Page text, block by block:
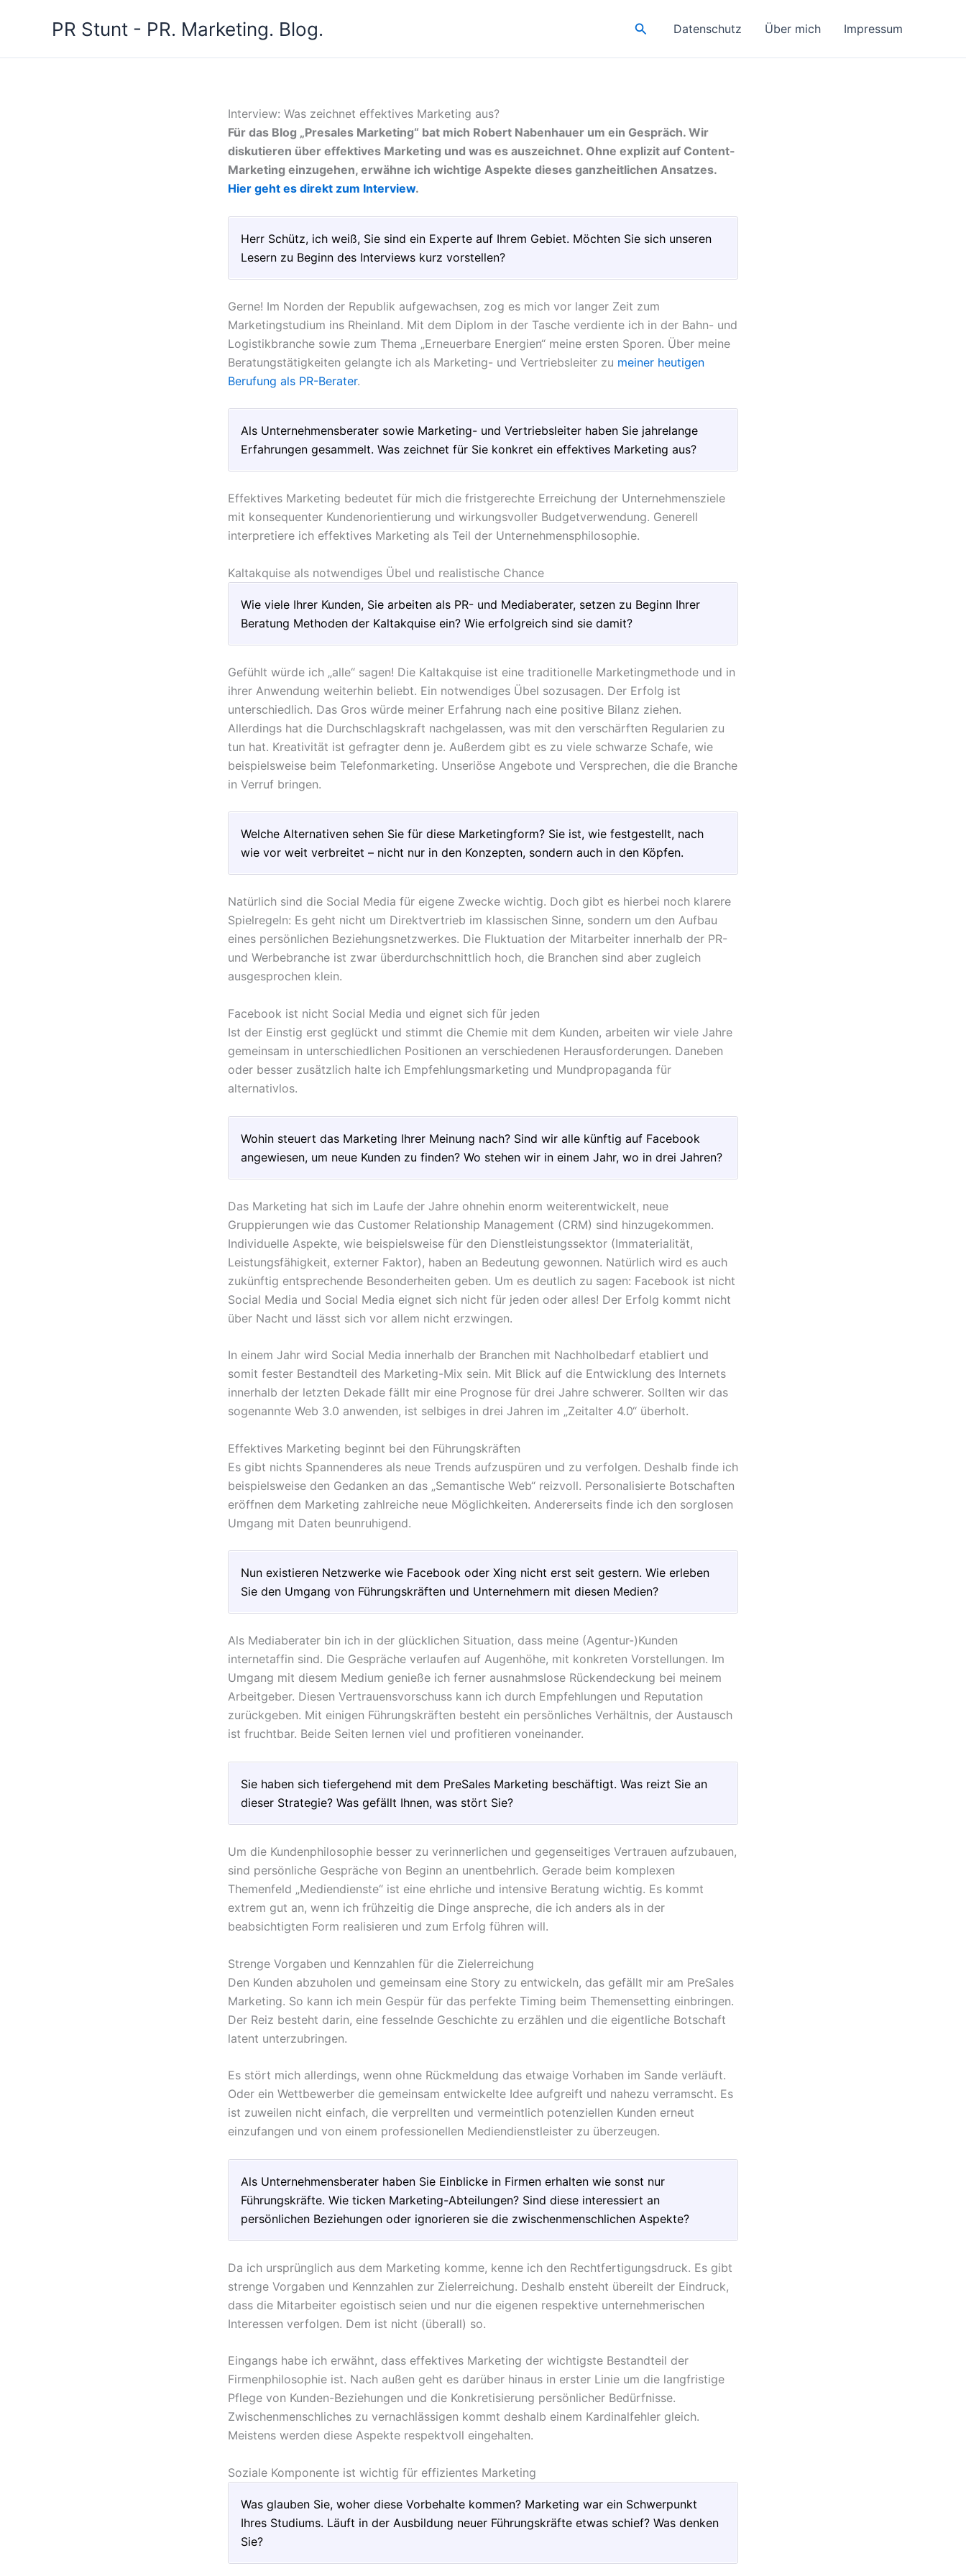
PR Stunt - PR. Marketing. Blog. SuchenDatenschutz Über mich Impressum
Interview: Was zeichnet effektives Marketing aus?
Für das Blog „Presales Marketing“ bat mich Robert Nabenhauer um ein Gespräch. Wir
diskutieren über effektives Marketing und was es auszeichnet. Ohne explizit auf Content-
Marketing einzugehen, erwähne ich wichtige Aspekte dieses ganzheitlichen Ansatzes.
Hier geht es direkt zum Interview.
Herr Schütz, ich weiß, Sie sind ein Experte auf Ihrem Gebiet. Möchten Sie sich unseren
Lesern zu Beginn des Interviews kurz vorstellen?
Gerne! Im Norden der Republik aufgewachsen, zog es mich vor langer Zeit zum
Marketingstudium ins Rheinland. Mit dem Diplom in der Tasche verdiente ich in der Bahn- und
Logistikbranche sowie zum Thema „Erneuerbare Energien“ meine ersten Sporen. Über meine
Beratungstätigkeiten gelangte ich als Marketing- und Vertriebsleiter zu meiner heutigen
Berufung als PR-Berater.
Als Unternehmensberater sowie Marketing- und Vertriebsleiter haben Sie jahrelange
Erfahrungen gesammelt. Was zeichnet für Sie konkret ein effektives Marketing aus?
Effektives Marketing bedeutet für mich die fristgerechte Erreichung der Unternehmensziele
mit konsequenter Kundenorientierung und wirkungsvoller Budgetverwendung. Generell
interpretiere ich effektives Marketing als Teil der Unternehmensphilosophie.
Kaltakquise als notwendiges Übel und realistische Chance
Wie viele Ihrer Kunden, Sie arbeiten als PR- und Mediaberater, setzen zu Beginn Ihrer
Beratung Methoden der Kaltakquise ein? Wie erfolgreich sind sie damit?
Gefühlt würde ich „alle“ sagen! Die Kaltakquise ist eine traditionelle Marketingmethode und in
ihrer Anwendung weiterhin beliebt. Ein notwendiges Übel sozusagen. Der Erfolg ist
unterschiedlich. Das Gros würde meiner Erfahrung nach eine positive Bilanz ziehen.
Allerdings hat die Durchschlagskraft nachgelassen, was mit den verschärften Regularien zu
tun hat. Kreativität ist gefragter denn je. Außerdem gibt es zu viele schwarze Schafe, wie
beispielsweise beim Telefonmarketing. Unseriöse Angebote und Versprechen, die die Branche
in Verruf bringen.
Welche Alternativen sehen Sie für diese Marketingform? Sie ist, wie festgestellt, nach
wie vor weit verbreitet – nicht nur in den Konzepten, sondern auch in den Köpfen.
Natürlich sind die Social Media für eigene Zwecke wichtig. Doch gibt es hierbei noch klarere
Spielregeln: Es geht nicht um Direktvertrieb im klassischen Sinne, sondern um den Aufbau
eines persönlichen Beziehungsnetzwerkes. Die Fluktuation der Mitarbeiter innerhalb der PR-
und Werbebranche ist zwar überdurchschnittlich hoch, die Branchen sind aber zugleich
ausgesprochen klein.
Facebook ist nicht Social Media und eignet sich für jeden
Ist der Einstig erst geglückt und stimmt die Chemie mit dem Kunden, arbeiten wir viele Jahre
gemeinsam in unterschiedlichen Positionen an verschiedenen Herausforderungen. Daneben
oder besser zusätzlich halte ich Empfehlungsmarketing und Mundpropaganda für
alternativlos.
Wohin steuert das Marketing Ihrer Meinung nach? Sind wir alle künftig auf Facebook
angewiesen, um neue Kunden zu finden? Wo stehen wir in einem Jahr, wo in drei Jahren?
Das Marketing hat sich im Laufe der Jahre ohnehin enorm weiterentwickelt, neue
Gruppierungen wie das Customer Relationship Management (CRM) sind hinzugekommen.
Individuelle Aspekte, wie beispielsweise für den Dienstleistungssektor (Immaterialität,
Leistungsfähigkeit, externer Faktor), haben an Bedeutung gewonnen. Natürlich wird es auch
zukünftig entsprechende Besonderheiten geben. Um es deutlich zu sagen: Facebook ist nicht
Social Media und Social Media eignet sich nicht für jeden oder alles! Der Erfolg kommt nicht
über Nacht und lässt sich vor allem nicht erzwingen.
In einem Jahr wird Social Media innerhalb der Branchen mit Nachholbedarf etabliert und
somit fester Bestandteil des Marketing-Mix sein. Mit Blick auf die Entwicklung des Internets
innerhalb der letzten Dekade fällt mir eine Prognose für drei Jahre schwerer. Sollten wir das
sogenannte Web 3.0 anwenden, ist selbiges in drei Jahren im „Zeitalter 4.0“ überholt.
Effektives Marketing beginnt bei den Führungskräften
Es gibt nichts Spannenderes als neue Trends aufzuspüren und zu verfolgen. Deshalb finde ich
beispielsweise den Gedanken an das „Semantische Web“ reizvoll. Personalisierte Botschaften
eröffnen dem Marketing zahlreiche neue Möglichkeiten. Andererseits finde ich den sorglosen
Umgang mit Daten beunruhigend.
Nun existieren Netzwerke wie Facebook oder Xing nicht erst seit gestern. Wie erleben
Sie den Umgang von Führungskräften und Unternehmern mit diesen Medien?
Als Mediaberater bin ich in der glücklichen Situation, dass meine (Agentur-)Kunden
internetaffin sind. Die Gespräche verlaufen auf Augenhöhe, mit konkreten Vorstellungen. Im
Umgang mit diesem Medium genieße ich ferner ausnahmslose Rückendeckung bei meinem
Arbeitgeber. Diesen Vertrauensvorschuss kann ich durch Empfehlungen und Reputation
zurückgeben. Mit einigen Führungskräften besteht ein persönliches Verhältnis, der Austausch
ist fruchtbar. Beide Seiten lernen viel und profitieren voneinander.
Sie haben sich tiefergehend mit dem PreSales Marketing beschäftigt. Was reizt Sie an
dieser Strategie? Was gefällt Ihnen, was stört Sie?
Um die Kundenphilosophie besser zu verinnerlichen und gegenseitiges Vertrauen aufzubauen,
sind persönliche Gespräche von Beginn an unentbehrlich. Gerade beim komplexen
Themenfeld „Mediendienste“ ist eine ehrliche und intensive Beratung wichtig. Es kommt
extrem gut an, wenn ich frühzeitig die Dinge anspreche, die ich anders als in der
beabsichtigten Form realisieren und zum Erfolg führen will.
Strenge Vorgaben und Kennzahlen für die Zielerreichung
Den Kunden abzuholen und gemeinsam eine Story zu entwickeln, das gefällt mir am PreSales
Marketing. So kann ich mein Gespür für das perfekte Timing beim Themensetting einbringen.
Der Reiz besteht darin, eine fesselnde Geschichte zu erzählen und die eigentliche Botschaft
latent unterzubringen.
Es stört mich allerdings, wenn ohne Rückmeldung das etwaige Vorhaben im Sande verläuft.
Oder ein Wettbewerber die gemeinsam entwickelte Idee aufgreift und nahezu verramscht. Es
ist zuweilen nicht einfach, die verprellten und vermeintlich potenziellen Kunden erneut
einzufangen und von einem professionellen Mediendienstleister zu überzeugen.
Als Unternehmensberater haben Sie Einblicke in Firmen erhalten wie sonst nur
Führungskräfte. Wie ticken Marketing-Abteilungen? Sind diese interessiert an
persönlichen Beziehungen oder ignorieren sie die zwischenmenschlichen Aspekte?
Da ich ursprünglich aus dem Marketing komme, kenne ich den Rechtfertigungsdruck. Es gibt
strenge Vorgaben und Kennzahlen zur Zielerreichung. Deshalb ensteht übereilt der Eindruck,
dass die Mitarbeiter egoistisch seien und nur die eigenen respektive unternehmerischen
Interessen verfolgen. Dem ist nicht (überall) so.
Eingangs habe ich erwähnt, dass effektives Marketing der wichtigste Bestandteil der
Firmenphilosophie ist. Nach außen geht es darüber hinaus in erster Linie um die langfristige
Pflege von Kunden-Beziehungen und die Konkretisierung persönlicher Bedürfnisse.
Zwischenmenschliches zu vernachlässigen kommt deshalb einem Kardinalfehler gleich.
Meistens werden diese Aspekte respektvoll eingehalten.
Soziale Komponente ist wichtig für effizientes Marketing
Was glauben Sie, woher diese Vorbehalte kommen? Marketing war ein Schwerpunkt
Ihres Studiums. Läuft in der Ausbildung neuer Führungskräfte etwas schief? Was denken
Sie?